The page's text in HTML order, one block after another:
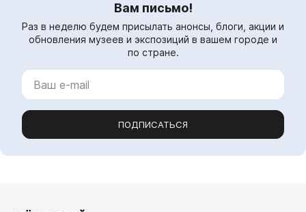
Вам письмо!
Раз в неделю будем присылать анонсы, блоги, акции и
обновления музеев и экспозиций в вашем городе и
по стране.
ПОДПИСАТЬСЯ